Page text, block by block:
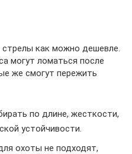
как можно дешевле.
могут ломаться после
же смогут пережить
по длине, жесткости,
устойчивости.
охоты не подходят,